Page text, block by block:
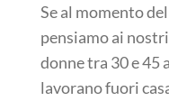
Se al momento
pensiamo ai
donne tra 30 e 45
lavorano fuori